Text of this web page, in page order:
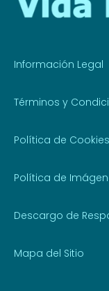
Información Legal
Términos y
Política de Cookies
Política de
Descargo de
Mapa del Sitio